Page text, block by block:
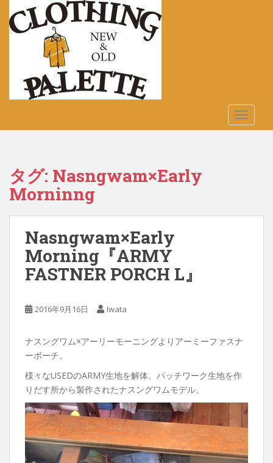
n
タグ: Nasngwam×Early
Morninng
Nasngwam×Early
Morning『ARMY
FASTNER PORCH L』
2016年9月16日 Iwata
ナスングワム×アーリーモーニングよりアーミーファスナ
ーポーチ。
様々なUSEDのARMY生地を解体、パッチワーク生地を作
りだす所から製作されたナスングワムモデル。